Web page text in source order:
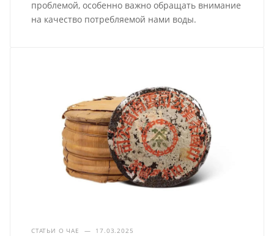
проблемой, особенно важно обращать внимание
на качество потребляемой нами воды.
СТАТЬИ О ЧАЕ — 17.03.2025